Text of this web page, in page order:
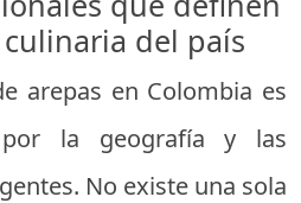
del país
arepas en Colombia es
la geografía y las
No existe una sola